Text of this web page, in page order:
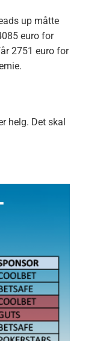
up måtte
euro for
2751 euro for
helg. Det skal